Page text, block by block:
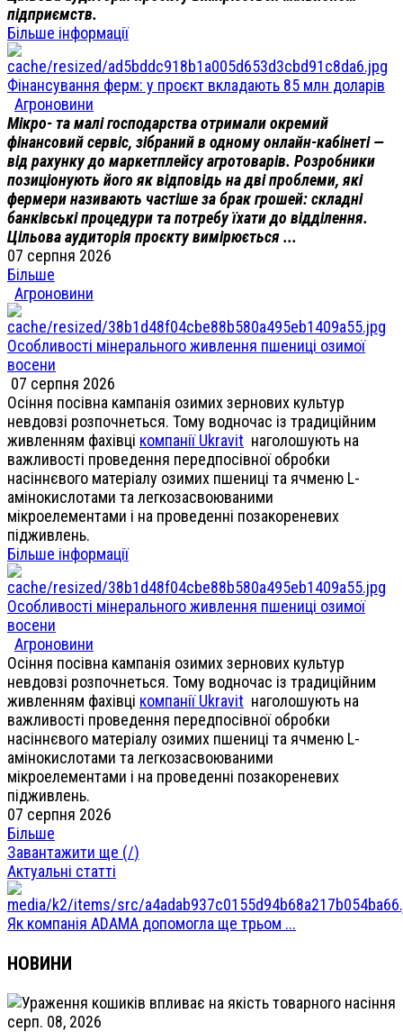
підприємств.
Більше інформації
Фінансування ферм: у проєкт вкладають 85 млн доларів
Агроновини
Мікро- та малі господарства отримали окремий
фінансовий сервіс, зібраний в одному онлайн-кабінеті —
від рахунку до маркетплейсу агротоварів. Розробники
позиціонують його як відповідь на дві проблеми, які
фермери називають частіше за брак грошей: складні
банківські процедури та потребу їхати до відділення.
Цільова аудиторія проєкту вимірюється ...
07 серпня 2026
Більше
Агроновини
Особливості мінерального живлення пшениці озимої
восени
07 серпня 2026
Осіння посівна кампанія озимих зернових культур
невдовзі розпочнеться. Тому водночас із традиційним
живленням фахівці компанії Ukravit наголошують на
важливості проведення передпосівної обробки
насіннєвого матеріалу озимих пшениці та ячменю L-
амінокислотами та легкозасвоюваними
мікроелементами і на проведенні позакореневих
підживлень.
Більше інформації
Особливості мінерального живлення пшениці озимої
восени
Агроновини
Осіння посівна кампанія озимих зернових культур
невдовзі розпочнеться. Тому водночас із традиційним
живленням фахівці компанії Ukravit наголошують на
важливості проведення передпосівної обробки
насіннєвого матеріалу озимих пшениці та ячменю L-
амінокислотами та легкозасвоюваними
мікроелементами і на проведенні позакореневих
підживлень.
07 серпня 2026
Більше
Завантажити ще (/)
Актуальні статті
Як компанія ADAMA допомогла ще трьом ...
НОВИНИ
серп. 08, 2026